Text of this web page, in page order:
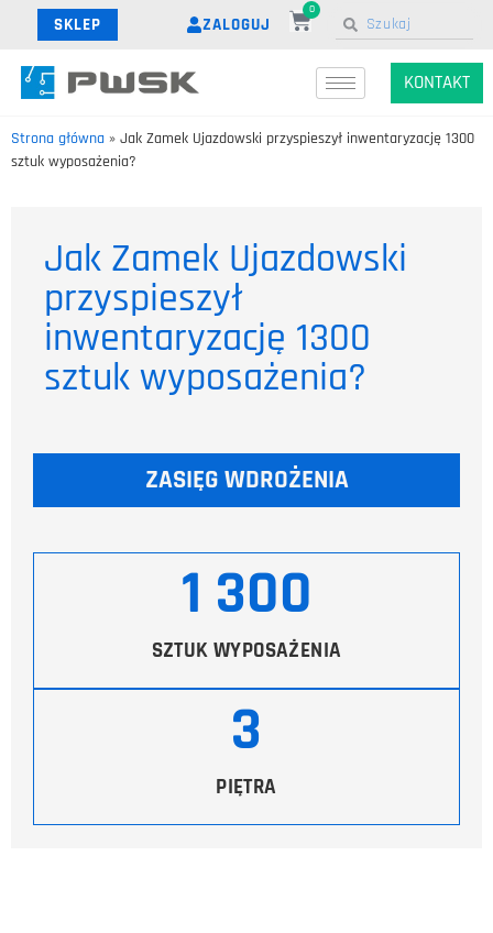
SKLEP ZALOGUJ
0
KONTAKT
Strona główna » Jak Zamek Ujazdowski przyspieszył inwentaryzację 1300
sztuk wyposażenia?
Jak Zamek Ujazdowski
przyspieszył
inwentaryzację 1300
sztuk wyposażenia?
ZASIĘG WDROŻENIA
SZTUK WYPOSAŻENIA
1 300
PIĘTRA
3